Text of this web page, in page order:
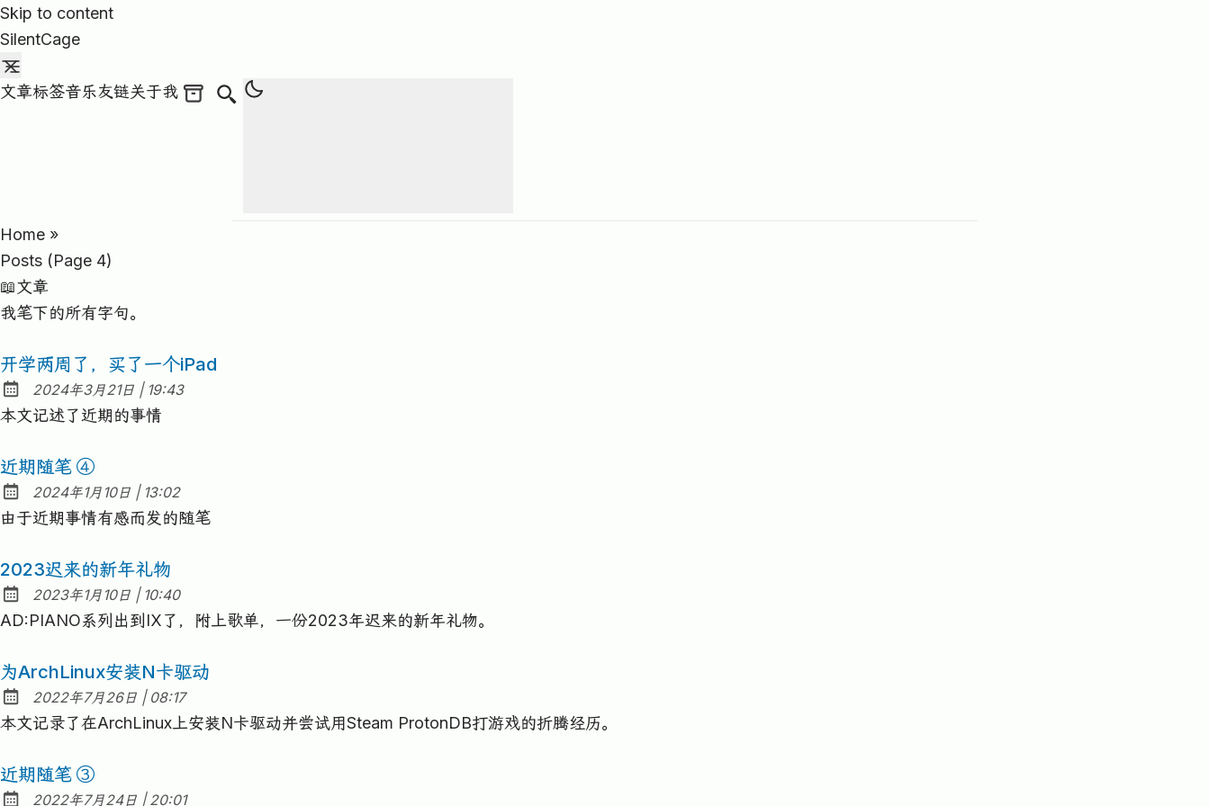
Skip to content
SilentCage
文章标签音乐友链关于我
归档文章
Search
Home »
Posts (page 4)
📖文章
我笔下的所有字句。
开学两周了，买了一个iPad
Published:
2024年3月21日 | at
19:43
本文记述了近期的事情
近期随笔 ④
Published:
2024年1月10日 | at
13:02
由于近期事情有感而发的随笔
2023迟来的新年礼物
Published:
2023年1月10日 | at
10:40
AD:PIANO系列出到IX了，附上歌单，一份2023年迟来的新年礼物。
为ArchLinux安装N卡驱动
Published:
2022年7月26日 | at
08:17
本文记录了在ArchLinux上安装N卡驱动并尝试用Steam ProtonDB打游戏的折腾经历。
近期随笔 ③
2022年7月24日 | at
20:01